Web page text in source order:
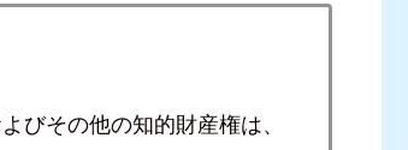
びその他の知的財産権は、